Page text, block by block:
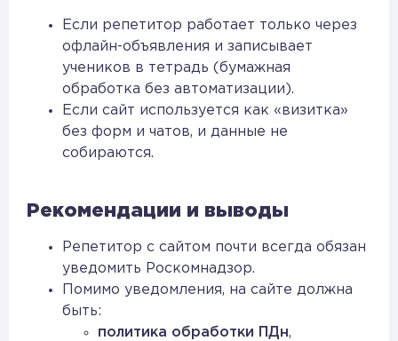
Если репетитор работает только через
офлайн-объявления и записывает
учеников в тетрадь (бумажная
обработка без автоматизации).
Если сайт используется как «визитка»
без форм и чатов, и данные не
собираются.
Рекомендации и выводы
Репетитор с сайтом почти всегда обязан
уведомить Роскомнадзор.
Помимо уведомления, на сайте должна
быть:
политика обработки ПДн,